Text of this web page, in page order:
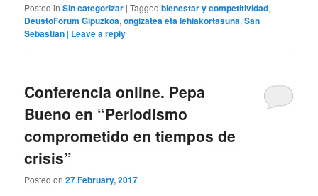
Posted in Sin categorizar |Tagged bienestar y competitividad,
DeustoForum Gipuzkoa,ongizatea eta lehiakortasuna,San
Sebastian | Leave a reply
Conferencia online. Pepa
Bueno en “Periodismo
comprometido en tiempos de
crisis”
Posted on27 February, 2017